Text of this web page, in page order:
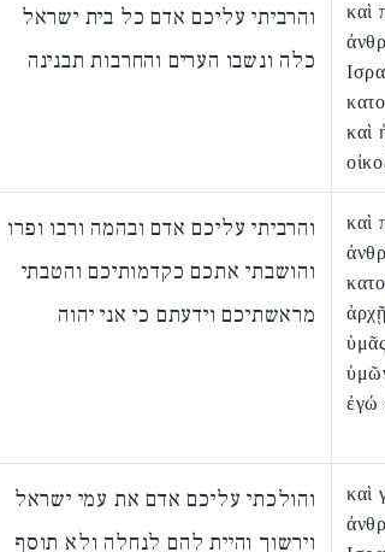
והרביתי עליכם אדם כל בית ישראל
כלה ונשבו הערים והחרבות תבנינה
καὶ
καὶ
והרביתי עליכם אדם ובהמה ורבו ופרו
והושבתי אתכם כקדמותיכם והטבתי
מראשתיכם וידעתם כי אני יהוה
καὶ
ἐγώ
והולכתי עליכם אדם את עמי ישראל
וירשוך והיית להם לנחלה ולא תוסף
καὶ